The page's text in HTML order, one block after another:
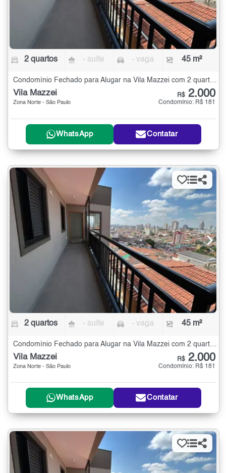
2 quartos - suíte - vaga 45 m²
Condomínio Fechado para Alugar na Vila Mazzei com 2 quartos - 45 m²
Vila Mazzei
Zona Norte - São Paulo
R$ 2.000
Condomínio: R$ 181
WhatsApp Contatar
2 quartos - suíte - vaga 45 m²
Vila Mazzei
Zona Norte - São Paulo
R$ 2.000
Condomínio: R$ 181
WhatsApp Contatar